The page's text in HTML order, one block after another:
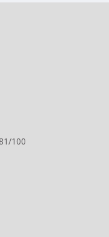
100